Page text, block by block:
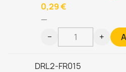
—
0,29 €
− +
DRL2-FR015